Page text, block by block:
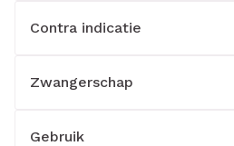
Contra indicatie
Zwangerschap
Gebruik